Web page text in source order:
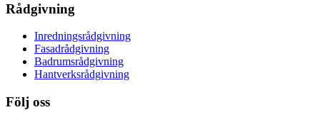
Rådgivning
Inredningsrådgivning
Fasadrådgivning
Badrumsrådgivning
Hantverksrådgivning
Följ oss